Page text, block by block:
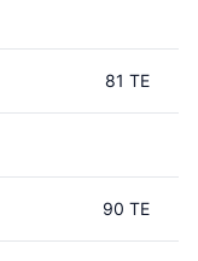
81 TE
90 TE